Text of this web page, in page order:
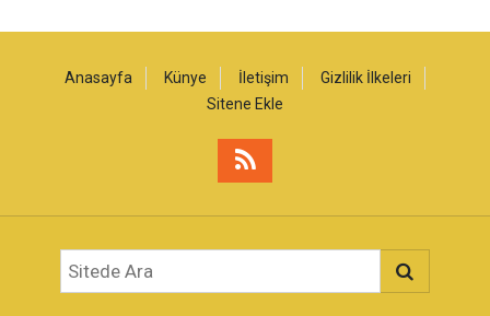
Anasayfa Künye İletişim
Gizlilik İlkeleri
Sitene Ekle